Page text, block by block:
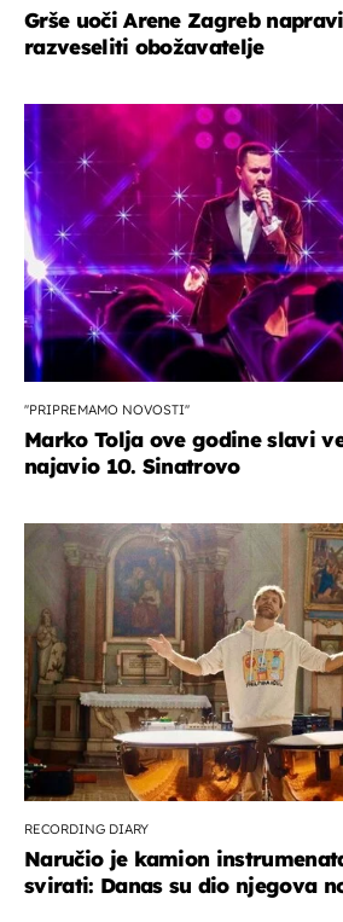
Grše uoči Arene Zagreb
razveseliti obožavatelje
''PRIPREMAMO NOVOSTI''
Marko Tolja ove godine slavi
najavio 10. Sinatrovo
RECORDING DIARY
Naručio je kamion
svirati: Danas su dio njegova